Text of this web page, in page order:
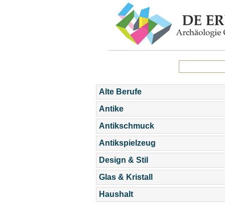
Alte Berufe
Antike
Antikschmuck
Antikspielzeug
Design & Stil
Glas & Kristall
Haushalt